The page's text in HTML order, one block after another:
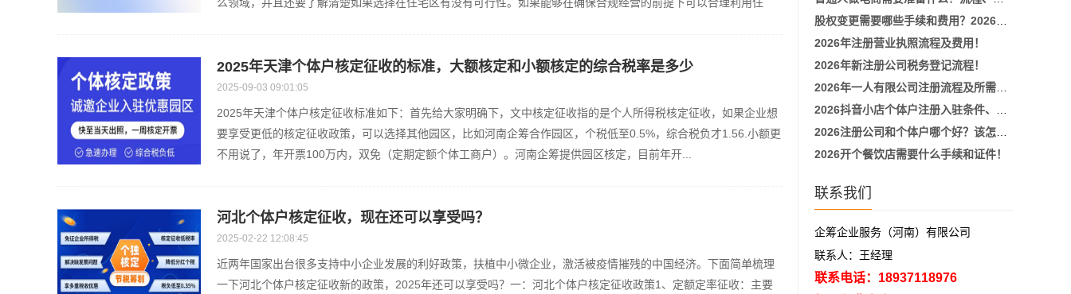
2026年注册营业执照流程及费用！
2026年新注册公司税务登记流程！
2026开个餐饮店需要什么手续和证件！
联系我们
企筹企业服务（河南）有限公司
联系人：王经理
联系电话：18937118976
2025年天津个体户核定征收的标准，大额核定和小额核定的综合税率是多少
2025-09-03 09:01:05
2025年天津个体户核定征收标准如下：首先给大家明确下，文中核定征收指的是个人所得税核定征收，如果企业想
要享受更低的核定征收政策，可以选择其他园区，比如河南企筹合作园区，个税低至0.5%，综合税负才1.56.小额更
不用说了，年开票100万内，双免（定期定额个体工商户）。河南企筹提供园区核定，目前年开...
河北个体户核定征收，现在还可以享受吗？
2025-02-22 12:08:45
近两年国家出台很多支持中小企业发展的利好政策，扶植中小微企业，激活被疫情摧残的中国经济。下面简单梳理
一下河北个体户核定征收新的政策，2025年还可以享受吗？一：河北个体户核定征收政策1、定额定率征收：主要